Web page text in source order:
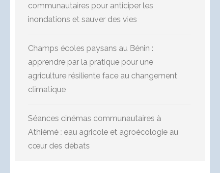
communautaires pour anticiper les
inondations et sauver des vies
Champs écoles paysans au Bénin :
apprendre par la pratique pour une
agriculture résiliente face au changement
climatique
Séances cinémas communautaires à
Athiémé : eau agricole et agroécologie au
cœur des débats